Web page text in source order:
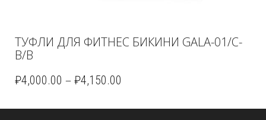
ТУФЛИ ДЛЯ ФИТНЕС БИКИНИ GALA-01/C-
B/B
₽4,000.00 – ₽4,150.00